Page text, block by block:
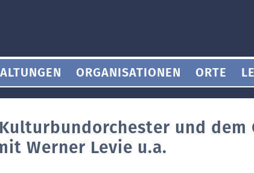
ORGANISATIONEN ORTE
und dem
Werner Levie u.a.